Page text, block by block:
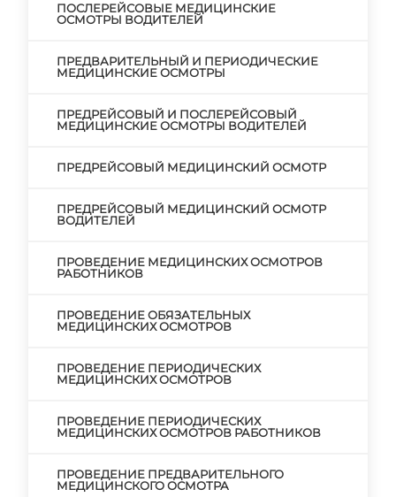
ПОСЛЕРЕЙСОВЫЕ МЕДИЦИНСКИЕ
ОСМОТРЫ ВОДИТЕЛЕЙ
ПРЕДВАРИТЕЛЬНЫЙ И ПЕРИОДИЧЕСКИЕ
МЕДИЦИНСКИЕ ОСМОТРЫ
ПРЕДРЕЙСОВЫЙ И ПОСЛЕРЕЙСОВЫЙ
МЕДИЦИНСКИЕ ОСМОТРЫ ВОДИТЕЛЕЙ
ПРЕДРЕЙСОВЫЙ МЕДИЦИНСКИЙ ОСМОТР
ПРЕДРЕЙСОВЫЙ МЕДИЦИНСКИЙ ОСМОТР
ВОДИТЕЛЕЙ
ПРОВЕДЕНИЕ МЕДИЦИНСКИХ ОСМОТРОВ
РАБОТНИКОВ
ПРОВЕДЕНИЕ ОБЯЗАТЕЛЬНЫХ
МЕДИЦИНСКИХ ОСМОТРОВ
ПРОВЕДЕНИЕ ПЕРИОДИЧЕСКИХ
МЕДИЦИНСКИХ ОСМОТРОВ
ПРОВЕДЕНИЕ ПЕРИОДИЧЕСКИХ
МЕДИЦИНСКИХ ОСМОТРОВ РАБОТНИКОВ
ПРОВЕДЕНИЕ ПРЕДВАРИТЕЛЬНОГО
МЕДИЦИНСКОГО ОСМОТРА